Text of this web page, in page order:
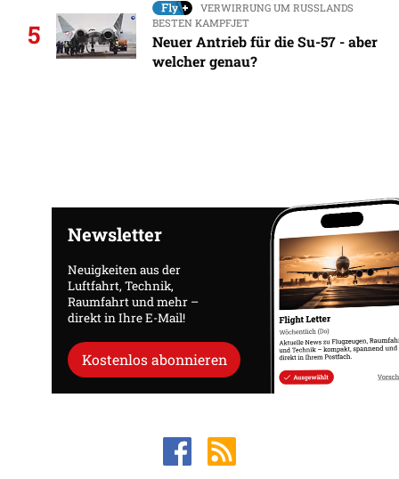
5
VERWIRRUNG UM RUSSLANDS
BESTEN KAMPFJET
Neuer Antrieb für die Su-57 - aber
welcher genau?
Newsletter
Neuigkeiten aus der
Luftfahrt, Technik,
Raumfahrt und mehr –
direkt in Ihre E-Mail!
Kostenlos abonnieren